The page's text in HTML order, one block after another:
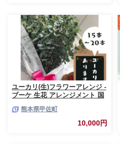
ユーカリ(生)フラワーアレンジ -
ブーケ 生花 アレンジメント 国
ンテリア 虫よけ作用 人気 おす
熊本県甲佐町
10,000円